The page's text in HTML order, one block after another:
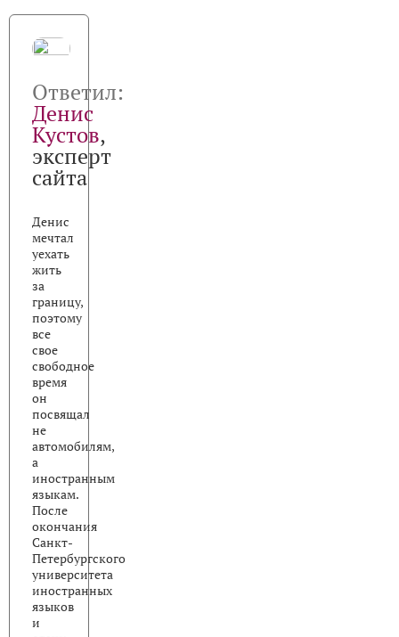
Ответил:
Денис
Кустов,
эксперт
сайта
Денис
мечтал
уехать
жить
за
границу,
поэтому
все
свое
свободное
время
он
посвящал
не
автомобилям,
а
иностранным
языкам.
После
окончания
Санкт-
Петербургского
университета
иностранных
языков
и